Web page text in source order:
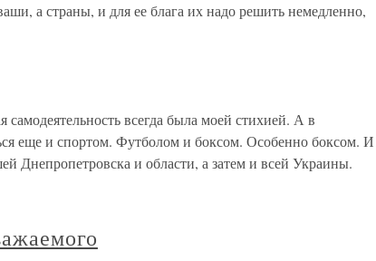
а страны, и для ее блага их надо решить немедленно,
всегда была моей стихией. А в
еще и спортом. Футболом и боксом. Особенно боксом. И
Днепропетровска и области, а затем и всей Украины.